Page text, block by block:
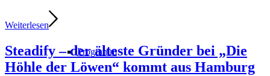
Programm
Weiterlesen
Steadify – der älteste Gründer bei „Die
Höhle der Löwen“ kommt aus Hamburg